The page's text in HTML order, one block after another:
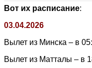
Вот их расписание:
03.04.2026
Вылет из Минска – в
Вылет из Матталы – в